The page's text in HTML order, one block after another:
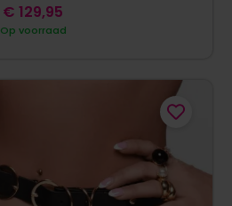
Op voorraad
€ 129,95